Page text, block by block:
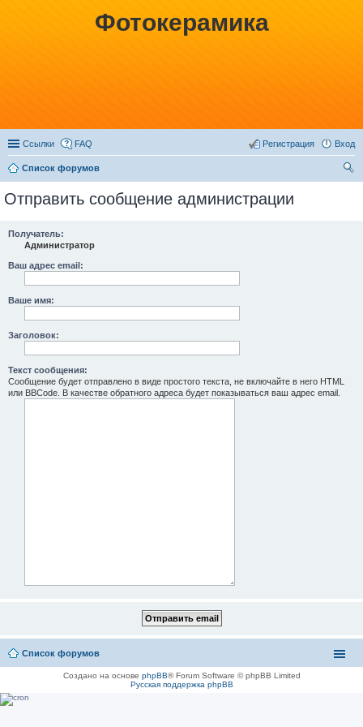
Фотокерамика
Ссылки FAQ Вход
Регистрация
Список форумов
Отправить сообщение администрации
Получатель:
Администратор
Ваш адрес email:
Ваше имя:
Заголовок:
Текст сообщения:
Сообщение будет отправлено в виде простого текста, не включайте в него HTML
или BBCode. В качестве обратного адреса будет показываться ваш адрес email.
Список форумов
Создано на основе phpBB® Forum Software © phpBB Limited
Русская поддержка phpBB